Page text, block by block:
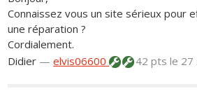
Connaissez vous un site sérieux pour
une réparation ?
Cordialement.
Didier —elvis06600 42 ptsle 27